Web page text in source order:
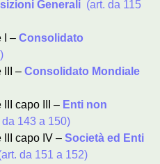
Generali (art. da 115
I – Consolidato
III – Consolidato Mondiale
capo III – Enti non
da 143 a 150)
capo IV – Società ed Enti
da 151 a 152)